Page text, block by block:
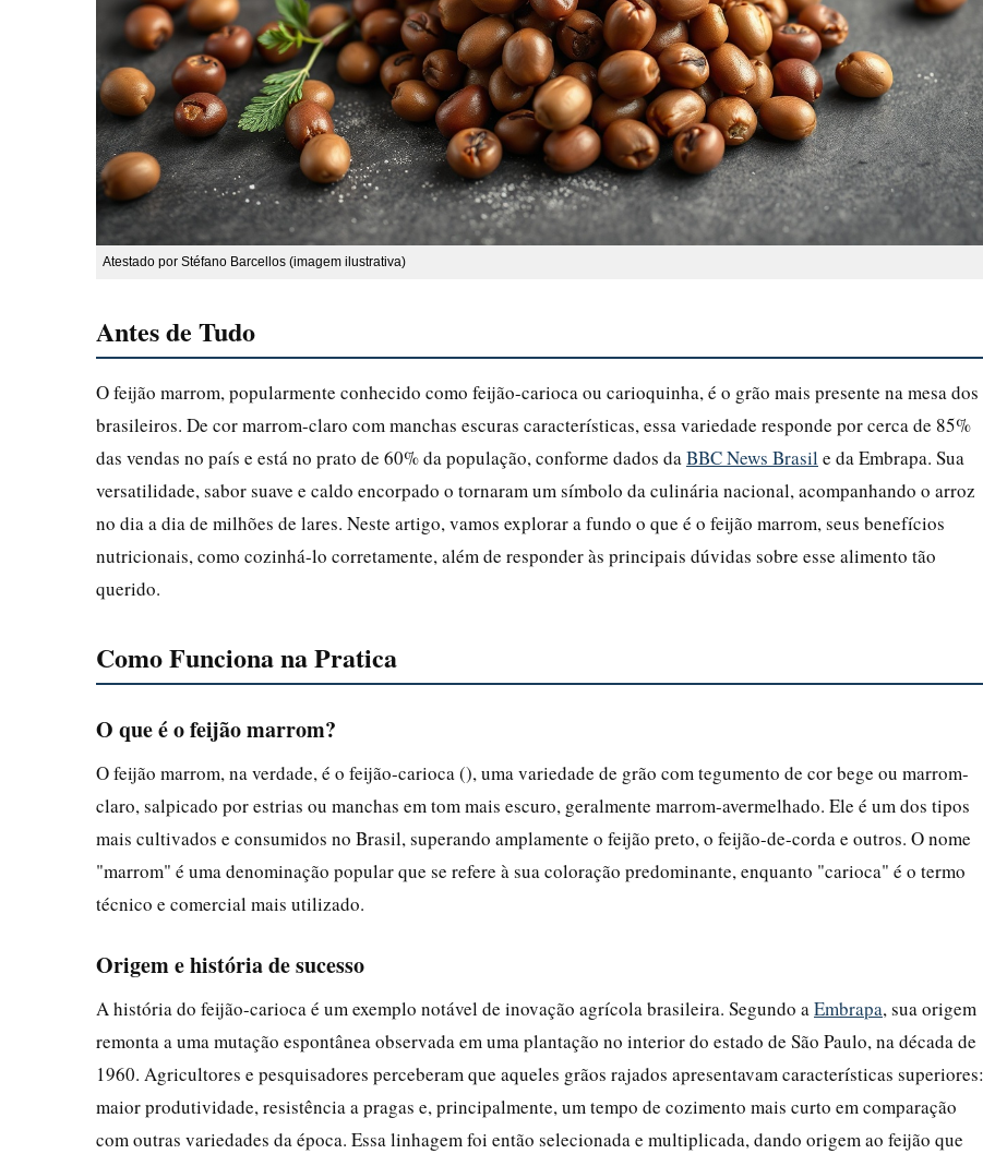
Atestado por Stéfano Barcellos (imagem ilustrativa)
Antes de Tudo
O feijão marrom, popularmente conhecido como feijão-carioca ou carioquinha, é o grão mais presente na mesa dos
brasileiros. De cor marrom-claro com manchas escuras características, essa variedade responde por cerca de 85%
das vendas no país e está no prato de 60% da população, conforme dados da BBC News Brasil e da Embrapa. Sua
versatilidade, sabor suave e caldo encorpado o tornaram um símbolo da culinária nacional, acompanhando o arroz
no dia a dia de milhões de lares. Neste artigo, vamos explorar a fundo o que é o feijão marrom, seus benefícios
nutricionais, como cozinhá-lo corretamente, além de responder às principais dúvidas sobre esse alimento tão
querido.
Como Funciona na Pratica
O que é o feijão marrom?
O feijão marrom, na verdade, é o feijão-carioca (), uma variedade de grão com tegumento de cor bege ou marrom-
claro, salpicado por estrias ou manchas em tom mais escuro, geralmente marrom-avermelhado. Ele é um dos tipos
mais cultivados e consumidos no Brasil, superando amplamente o feijão preto, o feijão-de-corda e outros. O nome
"marrom" é uma denominação popular que se refere à sua coloração predominante, enquanto "carioca" é o termo
técnico e comercial mais utilizado.
Origem e história de sucesso
A história do feijão-carioca é um exemplo notável de inovação agrícola brasileira. Segundo a Embrapa, sua origem
remonta a uma mutação espontânea observada em uma plantação no interior do estado de São Paulo, na década de
1960. Agricultores e pesquisadores perceberam que aqueles grãos rajados apresentavam características superiores:
maior produtividade, resistência a pragas e, principalmente, um tempo de cozimento mais curto em comparação
com outras variedades da época. Essa linhagem foi então selecionada e multiplicada, dando origem ao feijão que